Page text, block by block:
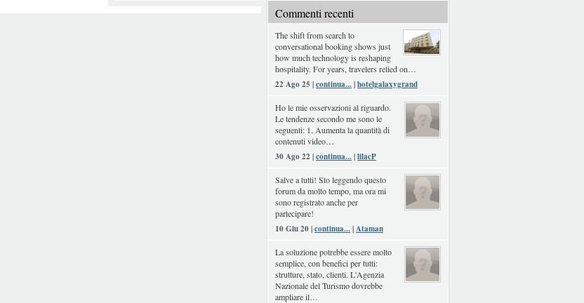
Commenti recenti
The shift from search to
conversational booking shows just
how much technology is reshaping
hospitality. For years, travelers relied on…
22 Ago 25 |continua...|hotelgalaxygrand
Ho le mie osservazioni al riguardo.
Le tendenze secondo me sono le
seguenti: 1. Aumenta la quantità di
contenuti video…
30 Ago 22 |continua...|lilacP
Salve a tutti! Sto leggendo questo
forum da molto tempo, ma ora mi
sono registrato anche per
partecipare!
10 Giu 20 |continua...|Ataman
La soluzione potrebbe essere molto
semplice, con benefici per tutti:
strutture, stato, clienti. L'Agenzia
Nazionale del Turismo dovrebbe
ampliare il…